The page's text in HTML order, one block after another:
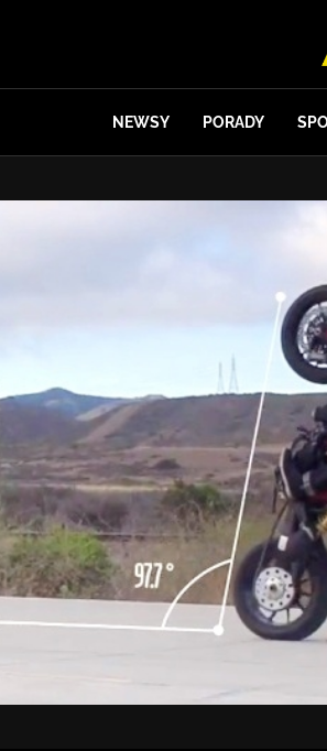
NEWSY PORADY